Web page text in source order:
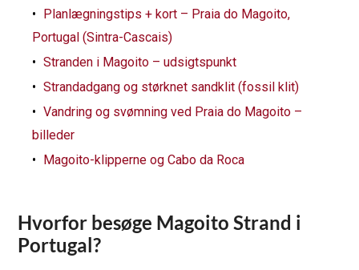
Planlægningstips + kort – Praia do Magoito,
Portugal (Sintra-Cascais)
Stranden i Magoito – udsigtspunkt
Strandadgang og størknet sandklit (fossil klit)
Vandring og svømning ved Praia do Magoito –
billeder
Magoito-klipperne og Cabo da Roca
Hvorfor besøge Magoito Strand i
Portugal?